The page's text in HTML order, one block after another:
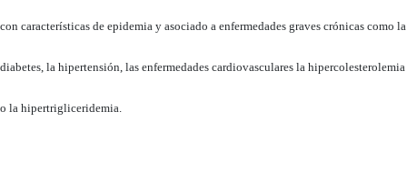
con características de epidemia y asociado a enfermedades graves crónicas como la
diabetes, la hipertensión, las enfermedades cardiovasculares la hipercolesterolemia
o la hipertrigliceridemia.